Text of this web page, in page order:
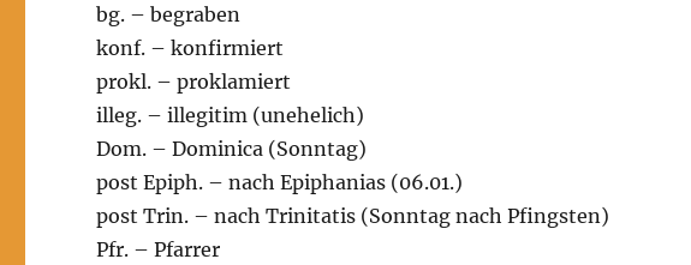
bg. – begraben
konf. – konfirmiert
prokl. – proklamiert
illeg. – illegitim (unehelich)
Dom. – Dominica (Sonntag)
post Epiph. – nach Epiphanias (06.01.)
post Trin. – nach Trinitatis (Sonntag nach Pfingsten)
Pfr. – Pfarrer